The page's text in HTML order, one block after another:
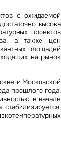
с ожидаемой
высока
проектов
а также цен
площадей
на рынок
и Московской
прошлого года.
в начале